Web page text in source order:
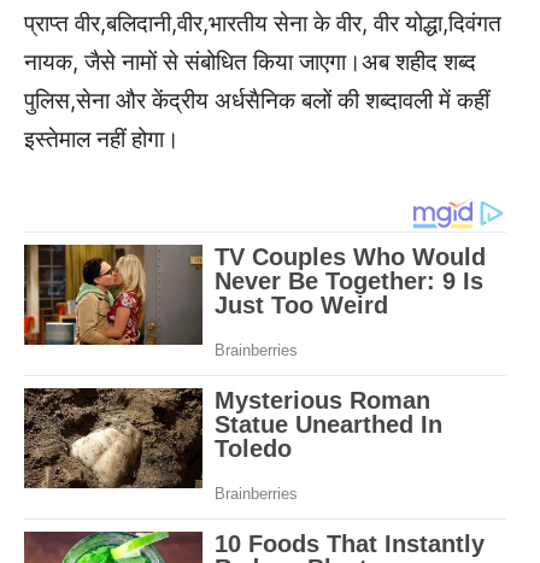
प्राप्त वीर,बलिदानी,वीर,भारतीय सेना के वीर, वीर योद्धा,दिवंगत
नायक, जैसे नामों से संबोधित किया जाएगा।अब शहीद शब्द
पुलिस,सेना और केंद्रीय अर्धसैनिक बलों की शब्दावली में कहीं
इस्तेमाल नहीं होगा।